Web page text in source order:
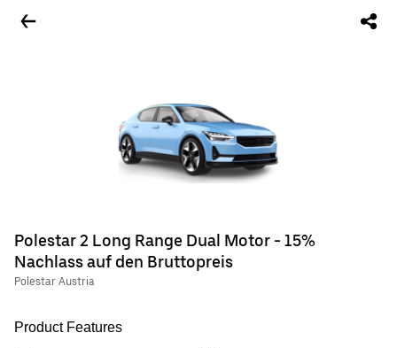
Polestar 2 Long Range Dual Motor - 15%
Nachlass auf den Bruttopreis
Polestar Austria
Product Features